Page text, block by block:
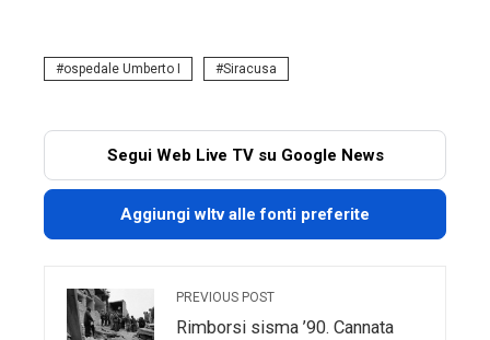
ospedale Umberto I Siracusa
Segui Web Live TV su Google News
Aggiungi wltv alle fonti preferite
PREVIOUS POST
Rimborsi sisma ’90. Cannata